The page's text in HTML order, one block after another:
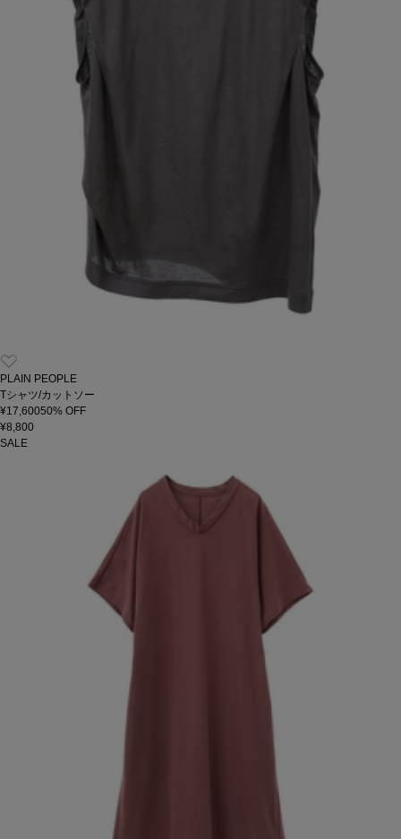
PLAIN PEOPLE
Tシャツ/カットソー
¥17,60050% OFF
¥8,800
SALE